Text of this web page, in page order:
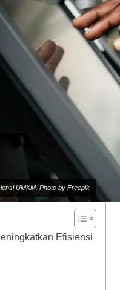
UMKM. Photo by Freepik
Efisiensi